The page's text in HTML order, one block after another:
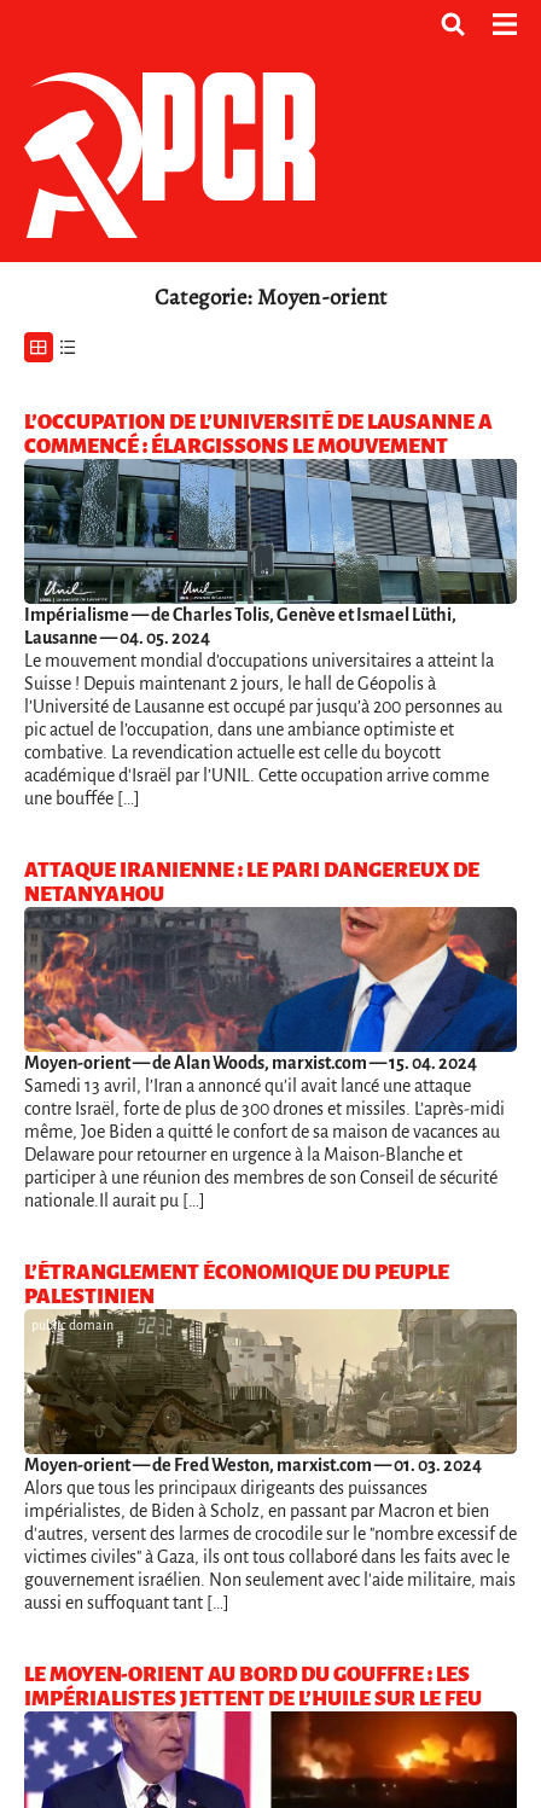
Categorie: Moyen-orient
L’OCCUPATION DE L’UNIVERSITÉ DE LAUSANNE A
COMMENCÉ : ÉLARGISSONS LE MOUVEMENT
Impérialisme— de Charles Tolis, Genève et Ismael Lüthi,
Lausanne — 04. 05. 2024
Le mouvement mondial d’occupations universitaires a atteint la
Suisse ! Depuis maintenant 2 jours, le hall de Géopolis à
l’Université de Lausanne est occupé par jusqu’à 200 personnes au
pic actuel de l’occupation, dans une ambiance optimiste et
combative. La revendication actuelle est celle du boycott
académique d'Israël par l’UNIL. Cette occupation arrive comme
une bouffée […]
ATTAQUE IRANIENNE : LE PARI DANGEREUX DE
NETANYAHOU
Moyen-orient— de Alan Woods, marxist.com — 15. 04. 2024
Samedi 13 avril, l’Iran a annoncé qu’il avait lancé une attaque
contre Israël, forte de plus de 300 drones et missiles. L’après-midi
même, Joe Biden a quitté le confort de sa maison de vacances au
Delaware pour retourner en urgence à la Maison-Blanche et
participer à une réunion des membres de son Conseil de sécurité
nationale.Il aurait pu […]
L’ÉTRANGLEMENT ÉCONOMIQUE DU PEUPLE
PALESTINIEN
public domain
Moyen-orient— de Fred Weston, marxist.com — 01. 03. 2024
Alors que tous les principaux dirigeants des puissances
impérialistes, de Biden à Scholz, en passant par Macron et bien
d'autres, versent des larmes de crocodile sur le "nombre excessif de
victimes civiles" à Gaza, ils ont tous collaboré dans les faits avec le
gouvernement israélien. Non seulement avec l'aide militaire, mais
aussi en suffoquant tant […]
LE MOYEN-ORIENT AU BORD DU GOUFFRE : LES
IMPÉRIALISTES JETTENT DE L’HUILE SUR LE FEU